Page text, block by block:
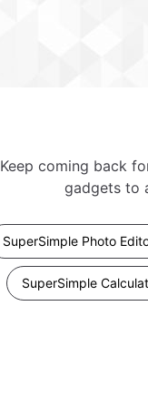
Keep coming back
gadgets to
SuperSimple Photo
SuperSimple